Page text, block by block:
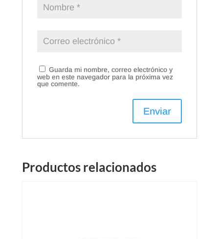
Guarda mi nombre, correo electrónico y
web en este navegador para la próxima vez
que comente.
Productos relacionados